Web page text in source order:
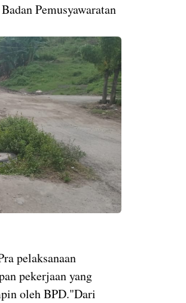
Pemusyawaratan
pelaksanaan
pekerjaan yang
oleh BPD."Dari